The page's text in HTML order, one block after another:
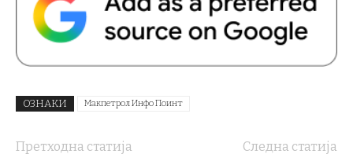
ОЗНАКИ Макпетрол Инфо Поинт
Претходна статија
Следна статија